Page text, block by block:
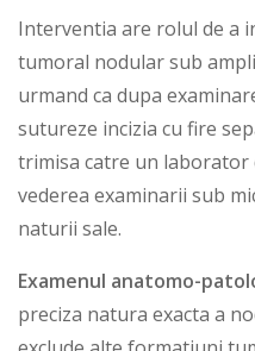
Interventia are rolul de a
tumoral nodular sub
urmand ca dupa
sutureze incizia cu fire
trimisa catre un laborator
vederea examinarii sub
naturii sale.
Examenul anatomo-
preciza natura exacta a